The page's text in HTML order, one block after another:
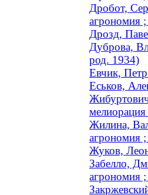
Дробот,
агрономия
Дрозд,
Дуброва,
род. 1934)
Евчик,
Еськов,
Жилина,
агрономия
Жуков,
Забелло,
агрономия